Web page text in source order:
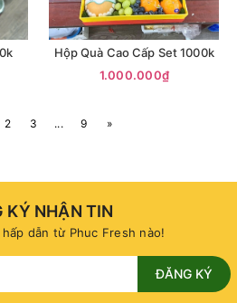
Hộp Quà Cao Cấp Set 1000k
1.000.000₫
2 3 ... 9 »
KÝ NHẬN TIN
dẫn từ Phuc Fresh nào!
ĐĂNG KÝ